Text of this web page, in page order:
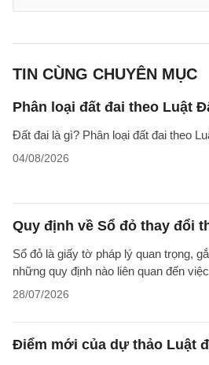
TIN CÙNG CHUYÊN MỤC
Phân loại đất đai theo Luật
Đất đai là gì? Phân loại đất đai theo
04/08/2026
Quy định về Sổ đỏ thay đổi
Sổ đỏ là giấy tờ pháp lý quan trọng,
những quy định nào liên quan đến
28/07/2026
Điểm mới của dự thảo Luật